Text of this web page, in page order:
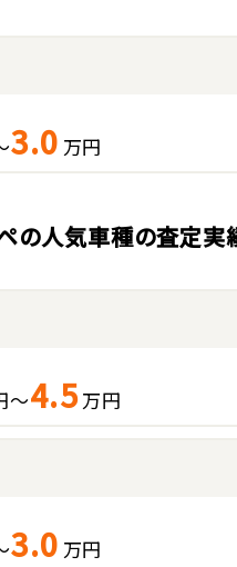
3.0 万円
の人気車種の査定実
～4.5万円
3.0 万円